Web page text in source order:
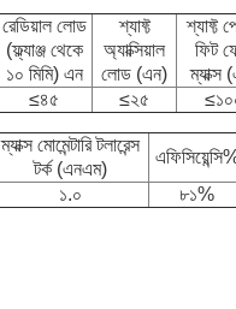
রেডিয়াল লোড
(ফ্ল্যাঞ্জ থেকে
১০ মিমি) এন
শ্যাফ্ট
অ্যাক্সিয়াল
লোড (এন)
শ্যাফ্ট
ফিট
ম্যাক্স
≤৪৫ ≤২৫
ম্যাক্স মোমেন্টারি টলারেন্স
টর্ক (এনএম)
১.০ ৮১%